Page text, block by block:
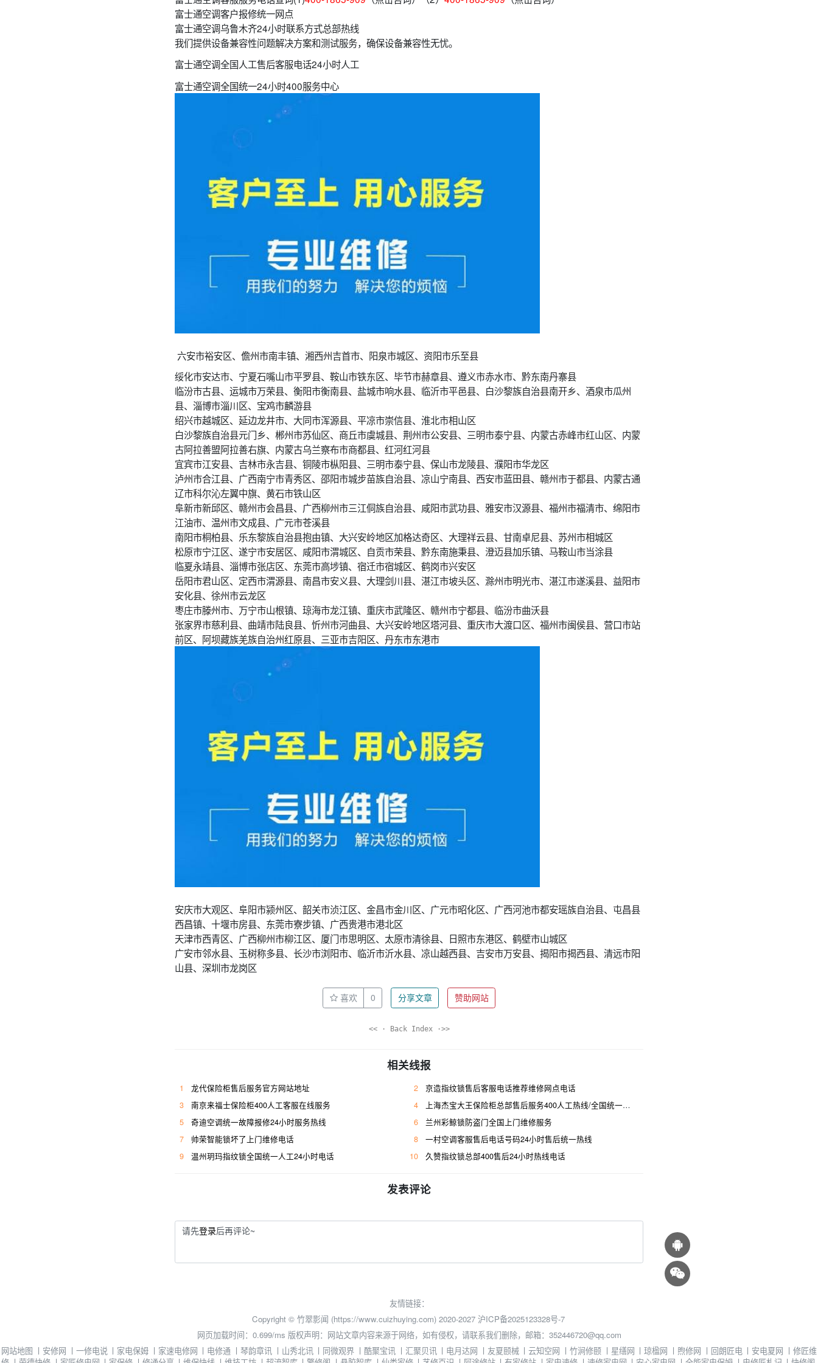
富士通空调客户报修统一网点
富士通空调乌鲁木齐24小时联系方式总部热线
我们提供设备兼容性问题解决方案和测试服务，确保设备兼容性无忧。
富士通空调全国人工售后客服电话24小时人工
富士通空调全国统一24小时400服务中心
六安市裕安区、儋州市南丰镇、湘西州吉首市、阳泉市城区、资阳市乐至县
绥化市安达市、宁夏石嘴山市平罗县、鞍山市铁东区、毕节市赫章县、遵义市赤水市、黔东南丹寨县
临汾市古县、运城市万荣县、衡阳市衡南县、盐城市响水县、临沂市平邑县、白沙黎族自治县南开乡、酒泉市瓜州
县、淄博市淄川区、宝鸡市麟游县
绍兴市越城区、延边龙井市、大同市浑源县、平凉市崇信县、淮北市相山区
白沙黎族自治县元门乡、郴州市苏仙区、商丘市虞城县、荆州市公安县、三明市泰宁县、内蒙古赤峰市红山区、内蒙
古阿拉善盟阿拉善右旗、内蒙古乌兰察布市商都县、红河红河县
宜宾市江安县、吉林市永吉县、铜陵市枞阳县、三明市泰宁县、保山市龙陵县、濮阳市华龙区
泸州市合江县、广西南宁市青秀区、邵阳市城步苗族自治县、凉山宁南县、西安市蓝田县、赣州市于都县、内蒙古通
辽市科尔沁左翼中旗、黄石市铁山区
阜新市新邱区、赣州市会昌县、广西柳州市三江侗族自治县、咸阳市武功县、雅安市汉源县、福州市福清市、绵阳市
江油市、温州市文成县、广元市苍溪县
南阳市桐柏县、乐东黎族自治县抱由镇、大兴安岭地区加格达奇区、大理祥云县、甘南卓尼县、苏州市相城区
松原市宁江区、遂宁市安居区、咸阳市渭城区、自贡市荣县、黔东南施秉县、澄迈县加乐镇、马鞍山市当涂县
临夏永靖县、淄博市张店区、东莞市高埗镇、宿迁市宿城区、鹤岗市兴安区
岳阳市君山区、定西市渭源县、南昌市安义县、大理剑川县、湛江市坡头区、滁州市明光市、湛江市遂溪县、益阳市
安化县、徐州市云龙区
枣庄市滕州市、万宁市山根镇、琼海市龙江镇、重庆市武隆区、赣州市宁都县、临汾市曲沃县
张家界市慈利县、曲靖市陆良县、忻州市河曲县、大兴安岭地区塔河县、重庆市大渡口区、福州市闽侯县、营口市站
前区、阿坝藏族羌族自治州红原县、三亚市吉阳区、丹东市东港市
安庆市大观区、阜阳市颍州区、韶关市浈江区、金昌市金川区、广元市昭化区、广西河池市都安瑶族自治县、屯昌县
西昌镇、十堰市房县、东莞市寮步镇、广西贵港市港北区
天津市西青区、广西柳州市柳江区、厦门市思明区、太原市清徐县、日照市东港区、鹤壁市山城区
广安市邻水县、玉树称多县、长沙市浏阳市、临沂市沂水县、凉山越西县、吉安市万安县、揭阳市揭西县、清远市阳
山县、深圳市龙岗区
喜欢 0 分享文章 赞助网站
<< · Back Index ·>>
相关线报
1 龙代保险柜售后服务官方网站地址 2
京造指纹锁售后客服电话推荐维修网点电话
3
南京来福士保险柜400人工客服在线服务 4
上海杰宝大王保险柜总部售后服务400人工热线/全国统一维修电话是多少
5
奇迪空调统一故障报修24小时服务热线 6
兰州彩鲸锁防盗门全国上门维修服务
7
帅荣智能锁坏了上门维修电话 8
一村空调客服售后电话号码24小时售后统一热线
9
温州玥玛指纹锁全国统一人工24小时电话 10 久赞指纹锁总部400售后24小时热线电话
发表评论
请先登录后再评论~
友情链接：
Copyright © 竹翠影闻 (https://www.cuizhuying.com) 2020-2027 沪ICP备2025123328号-7
网页加载时间：0.699/ms 版权声明：网站文章内容来源于网络，如有侵权，请联系我们删除，邮箱：352446720@qq.com
网站地图 丨 安修网 丨 一修电说 丨 家电保姆 丨 家速电修网 丨 电修通 丨 琴韵章讯 丨 山秀北讯 丨 同微观界 丨 酷聚宝讯 丨 汇聚贝讯 丨 电月达网 丨 友夏颐械 丨云知空网 丨 竹涧修颐 丨 星缮网 丨琼楹网 丨 煦修网 丨 回朗匠电 丨 安电夏网 丨 修匠维